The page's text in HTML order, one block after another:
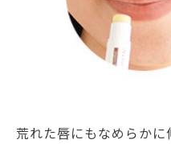
荒れた唇にもなめらか